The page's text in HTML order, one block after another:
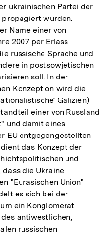
ukrainischen Partei der
propagiert wurden.
Name einer von
2007 per Erlass
russische Sprache und
in postsowjetischen
soll. In der
Konzeption wird die
Galizien)
einer von Russland
und damit eines
EU entgegengestellten
das Konzept der
und
die Ukraine
"Eurasischen Union"
es sich bei der
ein Konglomerat
antiwestlichen,
russischen